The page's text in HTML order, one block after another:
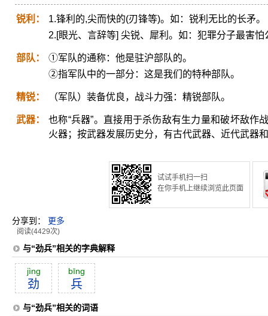
锐利：
1.锋利的,尖而快的(刃锋等)。如：锐利无比的长矛。
2.[眼光、言辞等] 尖锐、犀利。如：犯罪分子最害
部队：
①军队的通称：他是驻沪部队的。
②指军队中的一部分：这是我们的特种部队。
精锐： （军队）装备优良，战斗力强：精锐部队。
武器：
也称“兵器”。直接用于杀伤敌有生力量和破坏敌作
火器；按武器发展历史分，有古代武器、近代武器
试试手机扫一扫
在你手机上继续浏览此页面
分享到： 更多
阅读(4429次)
与“劲兵”相关的字典解释
jìng
劲
bīng
兵
与“劲兵”相关的词语